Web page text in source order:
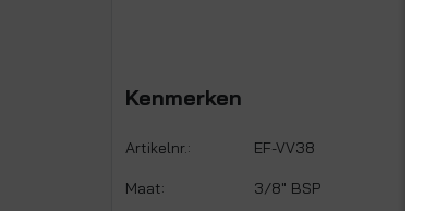
Kenmerken
Artikelnr.: EF-VV38
Maat: 3/8" BSP